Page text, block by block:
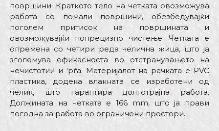
површини. Краткото тело на четката овозможува
работа со помали површини, обезбедувајќи
поголем притисок на површината и
овозможувајќи попрецизно чистење. Четката е
опремена со четири реда челична жица, што ја
зголемува ефикасноста во отстранувањето на
нечистотии и 'рѓа. Материјалот на рачката е PVC
пластика, додека влакната се изработени од
челик, што гарантира долготрајна работа.
Должината на четката е 166 mm, што ја прави
погодна за работа во ограничени простори.